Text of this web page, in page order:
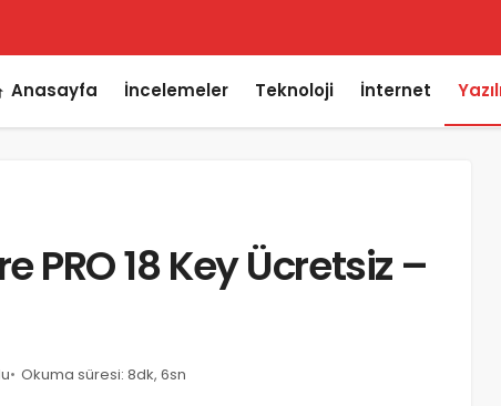
Anasayfa İncelemeler Teknoloji İnternet
18 Key Ücretsiz –
Okuma süresi: 8dk, 6sn